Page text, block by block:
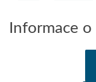
Informace